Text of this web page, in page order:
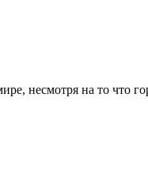
несмотря на то что